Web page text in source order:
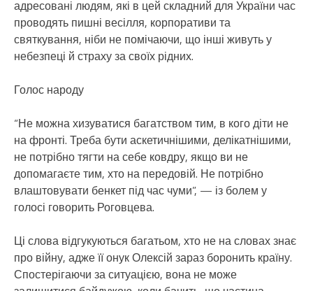
адресовані людям, які в цей складний для України час
проводять пишні весілля, корпоративи та
святкування, ніби не помічаючи, що інші живуть у
небезпеці й страху за своїх рідних.
Голос народу
“Не можна хизуватися багатством тим, в кого діти не
на фронті. Треба бути аскетичнішими, делікатнішими,
не потрібно тягти на себе ковдру, якщо ви не
допомагаєте тим, хто на передовій. Не потрібно
влаштовувати бенкет під час чуми”, — із болем у
голосі говорить Роговцева.
Ці слова відгукуються багатьом, хто не на словах знає
про війну, адже її онук Олексій зараз боронить країну.
Спостерігаючи за ситуацією, вона не може